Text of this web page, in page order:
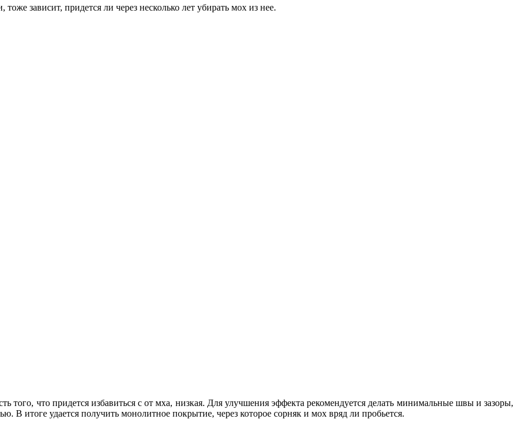
зависит, придется ли через несколько лет убирать мох из нее.
того, что придется избавиться с от мха, низкая. Для улучшения эффекта рекомендуется делать минимальные швы и зазоры,
В итоге удается получить монолитное покрытие, через которое сорняк и мох вряд ли пробьется.